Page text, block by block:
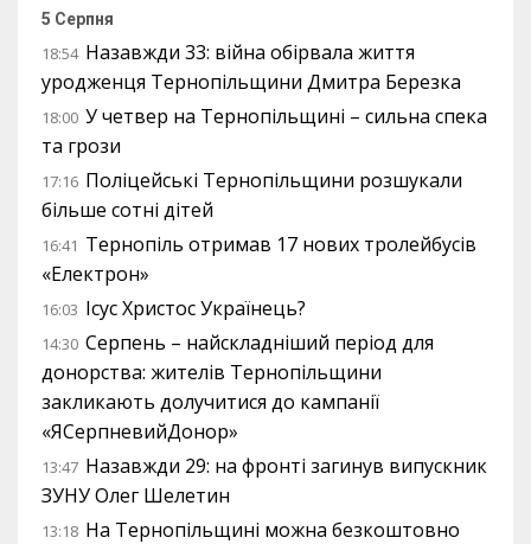
5 Серпня
18:54 Назавжди 33: війна обірвала життя
уродженця Тернопільщини Дмитра Березка
18:00 У четвер на Тернопільщині – сильна спека
та грози
17:16 Поліцейські Тернопільщини розшукали
більше сотні дітей
16:41 Тернопіль отримав 17 нових тролейбусів
«Електрон»
16:03 Ісус Христос Українець?
14:30 Серпень – найскладніший період для
донорства: жителів Тернопільщини
закликають долучитися до кампанії
«ЯСерпневийДонор»
13:47 Назавжди 29: на фронті загинув випускник
ЗУНУ Олег Шелетин
13:18 На Тернопільщині можна безкоштовно